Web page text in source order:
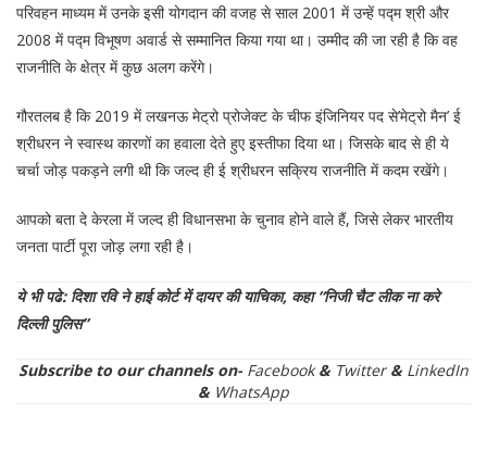
परिवहन माध्यम में उनके इसी योगदान की वजह से साल 2001 में उन्हें पद्म श्री और
2008 में पद्म विभूषण अवार्ड से सम्मानित किया गया था। उम्‍मीद की जा रही है कि वह
राजनीति के क्षेत्र में कुछ अलग करेंगे।
गौरतलब है कि 2019 में लखनऊ मेट्रो प्रोजेक्ट के चीफ इंजिनियर पद से’मेट्रो मैन’ ई
श्रीधरन ने स्वास्थ कारणों का हवाला देते हुए इस्तीफा दिया था। जिसके बाद से ही ये
चर्चा जोड़ पकड़ने लगी थी कि जल्द ही ई श्रीधरन सक्रिय राजनीति में कदम रखेंगे।
आपको बता दे केरला में जल्द ही विधानसभा के चुनाव होने वाले हैं, जिसे लेकर भारतीय
जनता पार्टी पूरा जोड़ लगा रही है।
ये भी पढे: दिशा रवि ने हाई कोर्ट में दायर की याचिका, कहा “निजी चैट लीक ना करे
दिल्ली पुलिस”
Subscribe to our channels on- Facebook& Twitter& LinkedIn
& WhatsApp